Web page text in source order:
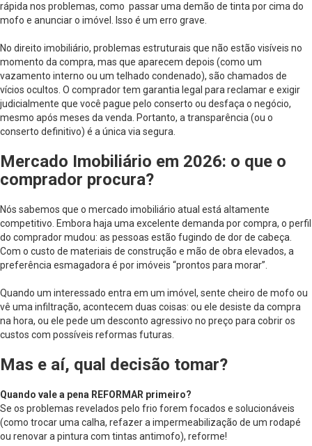
rápida nos problemas, como passar uma demão de tinta por cima do
mofo e anunciar o imóvel. Isso é um erro grave.
No direito imobiliário, problemas estruturais que não estão visíveis no
momento da compra, mas que aparecem depois (como um
vazamento interno ou um telhado condenado), são chamados de
vícios ocultos. O comprador tem garantia legal para reclamar e exigir
judicialmente que você pague pelo conserto ou desfaça o negócio,
mesmo após meses da venda. Portanto, a transparência (ou o
conserto definitivo) é a única via segura.
Mercado Imobiliário em 2026: o que o
comprador procura?
Nós sabemos que o mercado imobiliário atual está altamente
competitivo. Embora haja uma excelente demanda por compra, o perfil
do comprador mudou: as pessoas estão fugindo de dor de cabeça.
Com o custo de materiais de construção e mão de obra elevados, a
preferência esmagadora é por imóveis “prontos para morar”.
Quando um interessado entra em um imóvel, sente cheiro de mofo ou
vê uma infiltração, acontecem duas coisas: ou ele desiste da compra
na hora, ou ele pede um desconto agressivo no preço para cobrir os
custos com possíveis reformas futuras.
Mas e aí, qual decisão tomar?
Quando vale a pena REFORMAR primeiro?
Se os problemas revelados pelo frio forem focados e solucionáveis
(como trocar uma calha, refazer a impermeabilização de um rodapé
ou renovar a pintura com tintas antimofo), reforme!